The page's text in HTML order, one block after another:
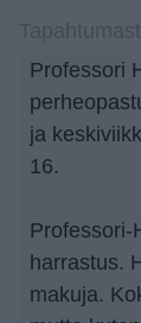
Professori
ja
16.
Professori-
harrastus.
makuja.